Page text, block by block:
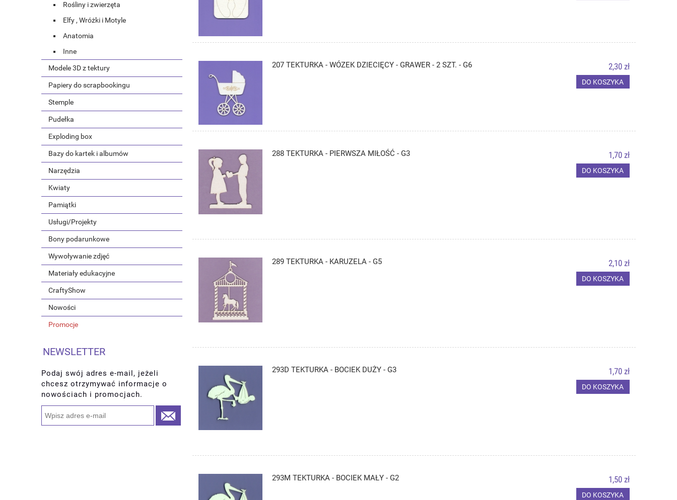
Rośliny i zwierzęta
Elfy , Wróżki i Motyle
Anatomia
Inne
Modele 3D z tektury
Papiery do scrapbookingu
Stemple
Pudełka
Exploding box
Bazy do kartek i albumów
Narzędzia
Kwiaty
Pamiątki
Usługi/Projekty
Bony podarunkowe
Wywoływanie zdjęć
Materiały edukacyjne
CraftyShow
Nowości
Promocje
NEWSLETTER
Podaj swój adres e-mail, jeżeli
chcesz otrzymywać informacje o
nowościach i promocjach.
207 TEKTURKA - WÓZEK DZIECIĘCY - GRAWER - 2 SZT. - G6 2,30 zł
DO KOSZYKA
288 TEKTURKA - PIERWSZA MIŁOŚĆ - G3 1,70 zł
DO KOSZYKA
289 TEKTURKA - KARUZELA - G5 2,10 zł
DO KOSZYKA
293D TEKTURKA - BOCIEK DUŻY - G3 1,70 zł
DO KOSZYKA
293M TEKTURKA - BOCIEK MAŁY - G2 1,50 zł
DO KOSZYKA